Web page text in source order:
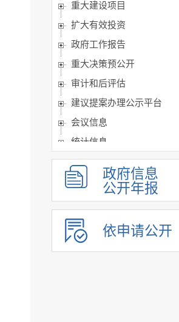
重大建设项目
扩大有效投资
政府工作报告
重大决策预公开
审计和后评估
建议提案办理公示平台
会议信息
统计信息
行政许可和其他对外管理...
行政处罚及强制
财政信息
政府采购
民生领域信息公开
政府信息
公开年报
依申请公开